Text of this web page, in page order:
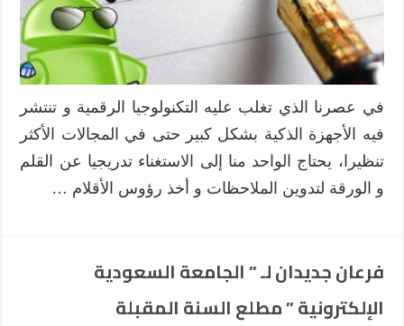
في عصرنا الذي تغلب عليه التكنولوجيا الرقمية و تنتشر
فيه الأجهزة الذكية بشكل كبير حتى في المجالات الأكثر
تنظيرا، يحتاج الواحد منا إلى الاستغناء تدريجيا عن القلم
و الورقة لتدوين الملاحظات و أخذ رؤوس الأقلام …
فرعان جديدان لـ ” الجامعة السعودية
الإلكترونية ” مطلع السنة المقبلة